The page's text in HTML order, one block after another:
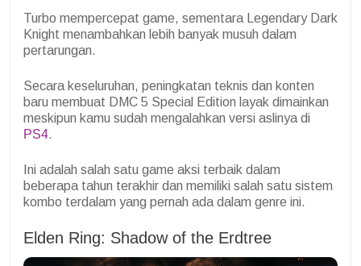
Turbo mempercepat game, sementara Legendary Dark
Knight menambahkan lebih banyak musuh dalam
pertarungan.
Secara keseluruhan, peningkatan teknis dan konten
baru membuat DMC 5 Special Edition layak dimainkan
meskipun kamu sudah mengalahkan versi aslinya di
PS4.
Ini adalah salah satu game aksi terbaik dalam
beberapa tahun terakhir dan memiliki salah satu sistem
kombo terdalam yang pernah ada dalam genre ini.
Elden Ring: Shadow of the Erdtree